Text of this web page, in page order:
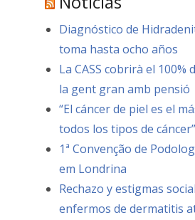
Diagnóstico de
toma hasta ocho años
La CASS cobrirà el 100%
la gent gran amb pensió
“El cáncer de piel es el
todos los tipos de
1ª Convenção de
em Londrina
Rechazo y estigmas
enfermos de dermatitis